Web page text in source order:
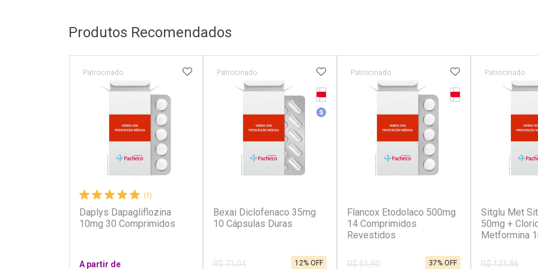
Produtos Recomendados
(1)
Daplys Dapagliflozina
10mg 30 Comprimidos
Patrocinado
A partir de
ADICIONAR AOS FAVORITOS
Bexai Diclofenaco 35mg
10 Cápsulas Duras
Tarja Vermelha
Medicamento Similar
Patrocinado
R$ 71,04
12% OFF
ADICIONAR AOS FAVORITOS
Flancox Etodolaco 500mg
14 Comprimidos
Revestidos
Tarja Vermelha
Patrocinado
R$ 51,90
37% OFF
ADICIONAR AOS
Sitglu Met
50mg +
Metformina
Patrocinado
R$ 121,86